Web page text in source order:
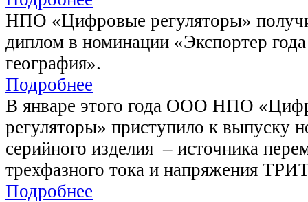
НПО «Цифровые регуляторы»
диплом в номинации «Экспортер
география».
Подробнее
В январе этого года ООО НПО
регуляторы» приступило к выпуску
серийного изделия – источника
трехфазного тока и напряжения
Подробнее